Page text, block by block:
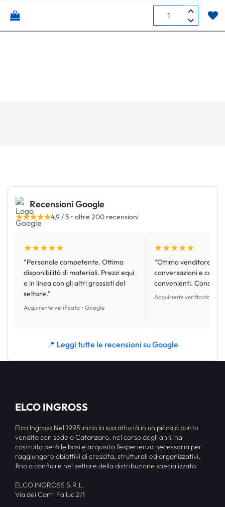
Quantità
Recensioni Google
★★★★★4,9 / 5 • oltre 200 recensioni
★★★★★
“Personale competente. Ottima
disponibilità di materiali. Prezzi equi
e in linea con gli altri grossisti del
settore.”
Acquirente verificato • Google
★★★★★
“Ottimo venditore,
conversazioni e con
convenienti.
Acquirente verificato •
📍 Leggi tutte le recensioni su Google
ELCO INGROSS
Elco Ingross Nel 1995 inizia la sua attività in un piccolo punto
vendita con sede a Catanzaro, nel corso degli anni ha
costruito però le basi e acquisito l’esperienza necessaria per
raggiungere obiettivi di crescita, strutturali ed organizzativi,
fino a confluire nel settore della distribuzione specializzata.
ELCO INGROSS S.R.L.
Via dei Conti Falluc 2/1